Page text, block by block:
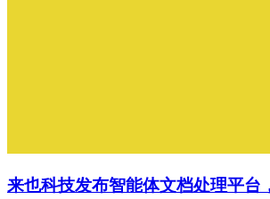
来也科技发布智能体文档处理平台